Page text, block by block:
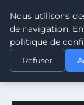
CLIMATE
ACCUEIL
RÉDUIRE SON
Nous utilisons
de navigation.
politique de
Refuser